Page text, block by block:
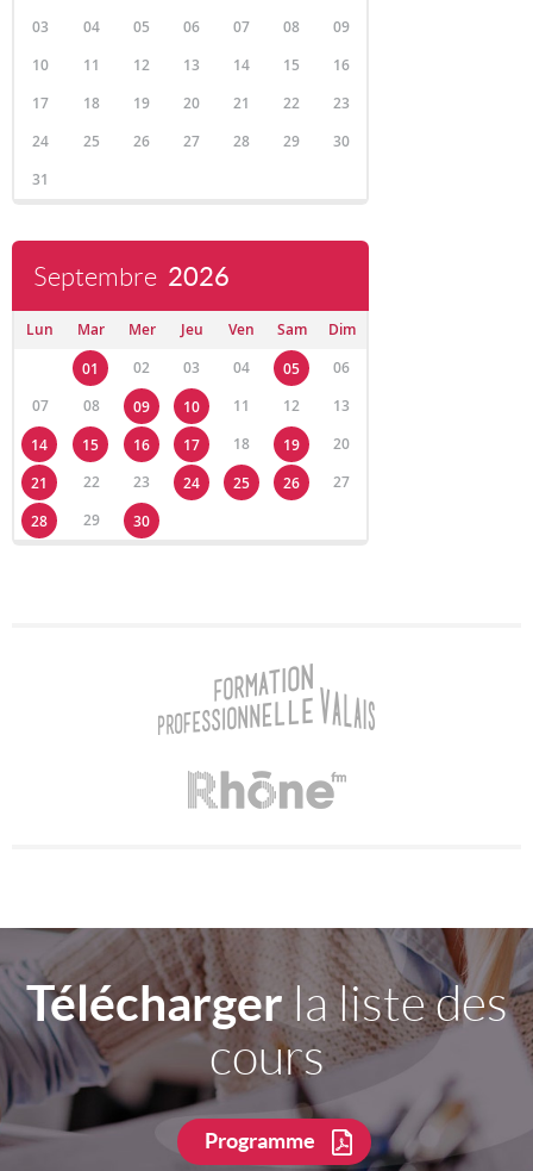
03
04 05 06 07 08
09
10
11 12 13 14 15
16
17
18 19 20 21 22
23
24
25 26 27 28 29
30
31
Septembre 2026
Lun Mar Mer Jeu Ven Sam
Dim
01
02 03 04 05
06
07
08 09 10 11 12
13
14
15 16 17 18 19
20
21
22 23 24 25 26
27
28
29 30
Téléchargerla liste des
cours
Programme